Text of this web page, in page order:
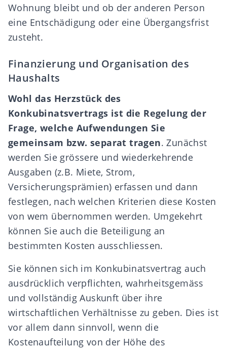
Wohnung bleibt und ob der anderen Person
eine Entschädigung oder eine Übergangsfrist
zusteht.
Finanzierung und Organisation des
Haushalts
Wohl das Herzstück des
Konkubinatsvertrags ist die Regelung der
Frage, welche Aufwendungen Sie
gemeinsam bzw. separat tragen. Zunächst
werden Sie grössere und wiederkehrende
Ausgaben (z.B. Miete, Strom,
Versicherungsprämien) erfassen und dann
festlegen, nach welchen Kriterien diese Kosten
von wem übernommen werden. Umgekehrt
können Sie auch die Beteiligung an
bestimmten Kosten ausschliessen.
Sie können sich im Konkubinatsvertrag auch
ausdrücklich verpflichten, wahrheitsgemäss
und vollständigAuskunft über ihre
wirtschaftlichen Verhältnisse zu geben. Dies ist
vor allem dann sinnvoll, wenn die
Kostenaufteilung von der Höhe des